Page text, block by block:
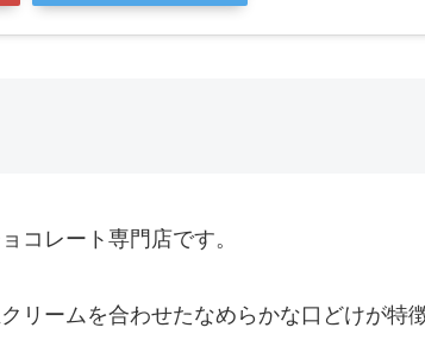
コレート専門店です。
リームを合わせたなめらかな口どけが特徴